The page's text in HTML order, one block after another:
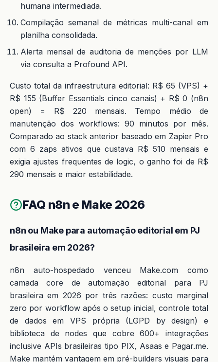
humana intermediada.
Compilação semanal de métricas multi-canal em
planilha consolidada.
Alerta mensal de auditoria de menções por LLM
via consulta a Profound API.
Custo total da infraestrutura editorial: R$ 65 (VPS) +
R$ 155 (Buffer Essentials cinco canais) + R$ 0 (n8n
open) = R$ 220 mensais. Tempo médio de
manutenção dos workflows: 90 minutos por mês.
Comparado ao stack anterior baseado em Zapier Pro
com 6 zaps ativos que custava R$ 510 mensais e
exigia ajustes frequentes de logic, o ganho foi de R$
290 mensais e maior estabilidade.
FAQ n8n e Make 2026
n8n ou Make para automação editorial em PJ
brasileira em 2026?
n8n auto-hospedado venceu Make.com como
camada core de automação editorial para PJ
brasileira em 2026 por três razões: custo marginal
zero por workflow após o setup inicial, controle total
de dados em VPS própria (LGPD by design) e
biblioteca de nodes que cobre 600+ integrações
inclusive APIs brasileiras tipo PIX, Asaas e Pagar.me.
Make mantém vantagem em pré-builders visuais para